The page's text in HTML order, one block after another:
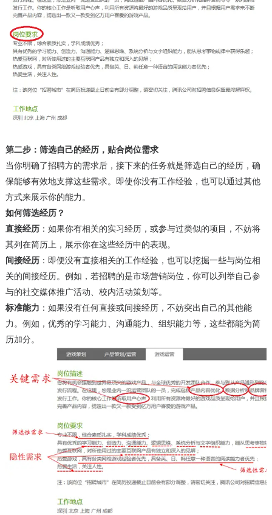
第二步：筛选自己的经历，贴合岗位需求
当你明确了招聘方的需求后，接下来的任务就是筛选自己的经历，确
保能够有效地支撑这些需求。即使你没有工作经验，也可以通过其他
方式来展示你的能力。
如何筛选经历？
直接经历：如果你有相关的实习经历，或参与过类似的项目，不妨将
其列在简历上，展示你在这些经历中的表现。
间接经历：即便没有直接相关的工作经验，也可以挖掘一些与岗位相
关的间接经历。例如，若招聘的是市场营销岗位，你可以列举自己参
与的社交媒体推广活动、校内活动策划等。
标准能力 ：如果没有任何直接或间接经历，不妨突出自己的其他能
力。例如，优秀的学习能力、沟通能力、组织能力等，这些都能为简
历加分。